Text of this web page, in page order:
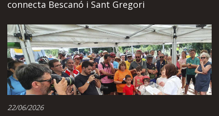
connecta Bescanó i Sant Gregori
22/06/2026